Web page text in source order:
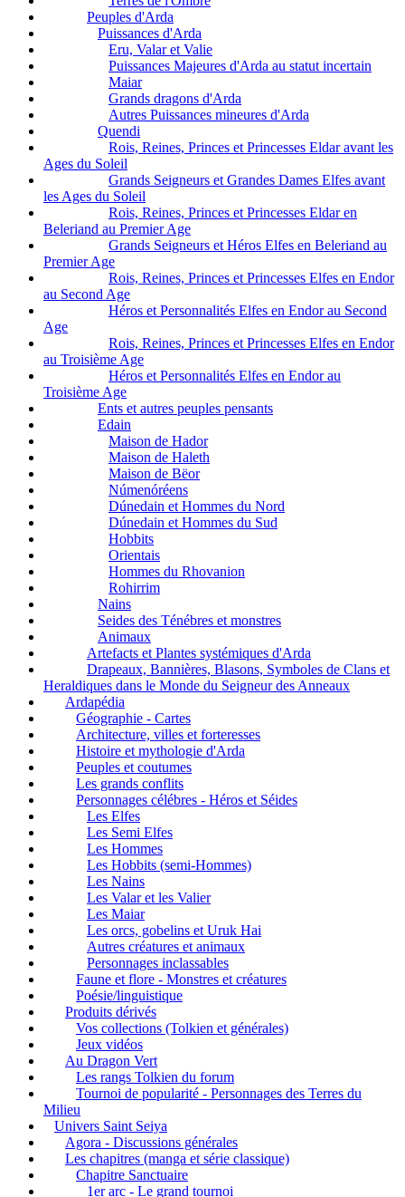
Peuples d'Arda
Puissances d'Arda
Eru, Valar et Valie
Puissances Majeures d'Arda au statut incertain
Maiar
Grands dragons d'Arda
Autres Puissances mineures d'Arda
Quendi
Rois, Reines, Princes et Princesses Eldar avant les
Ages du Soleil
Grands Seigneurs et Grandes Dames Elfes avant
les Ages du Soleil
Rois, Reines, Princes et Princesses Eldar en
Beleriand au Premier Age
Grands Seigneurs et Héros Elfes en Beleriand au
Premier Age
Rois, Reines, Princes et Princesses Elfes en Endor
au Second Age
Héros et Personnalités Elfes en Endor au Second
Age
Rois, Reines, Princes et Princesses Elfes en Endor
au Troisième Age
Héros et Personnalités Elfes en Endor au
Troisième Age
Ents et autres peuples pensants
Edain
Maison de Hador
Maison de Haleth
Maison de Bëor
Númenóréens
Dúnedain et Hommes du Nord
Dúnedain et Hommes du Sud
Hobbits
Orientais
Hommes du Rhovanion
Rohirrim
Nains
Seides des Ténébres et monstres
Animaux
Artefacts et Plantes systémiques d'Arda
Drapeaux, Bannières, Blasons, Symboles de Clans et
Heraldiques dans le Monde du Seigneur des Anneaux
Ardapédia
Géographie - Cartes
Architecture, villes et forteresses
Histoire et mythologie d'Arda
Peuples et coutumes
Les grands conflits
Personnages célébres - Héros et Séides
Les Elfes
Les Semi Elfes
Les Hommes
Les Hobbits (semi-Hommes)
Les Nains
Les Valar et les Valier
Les Maiar
Les orcs, gobelins et Uruk Hai
Autres créatures et animaux
Personnages inclassables
Faune et flore - Monstres et créatures
Poésie/linguistique
Produits dérivés
Vos collections (Tolkien et générales)
Jeux vidéos
Au Dragon Vert
Les rangs Tolkien du forum
Tournoi de popularité - Personnages des Terres du
Milieu
Univers Saint Seiya
Agora - Discussions générales
Les chapitres (manga et série classique)
Chapitre Sanctuaire
1er arc - Le grand tournoi